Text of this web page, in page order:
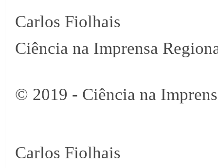
Carlos Fiolhais
Ciência na Imprensa
© 2019 - Ciência na
Carlos Fiolhais